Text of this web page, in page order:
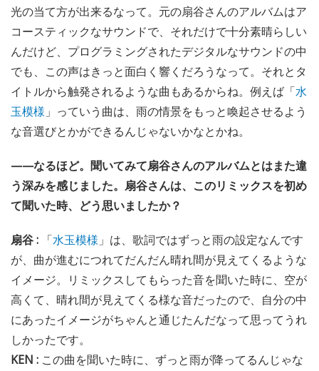
光の当て方が出来るなって。元の扇谷さんのアルバムはア
コースティックなサウンドで、それだけで十分素晴らしい
んだけど、プログラミングされたデジタルなサウンドの中
でも、この声はきっと面白く響くだろうなって。それとタ
イトルから触発されるような曲もあるからね。例えば「水
玉模様 」っていう曲は、雨の情景をもっと喚起させるよう
な音選びとかができるんじゃないかなとかね。
——なるほど。聞いてみて扇谷さんのアルバムとはまた違
う深みを感じました。扇谷さんは、このリミックスを初め
て聞いた時、どう思いましたか？
扇谷 : 「水玉模様 」は、歌詞ではずっと雨の設定なんです
が、曲が進むにつれてだんだん晴れ間が見えてくるような
イメージ。リミックスしてもらった音を聞いた時に、空が
高くて、晴れ間が見えてくる様な音だったので、自分の中
にあったイメージがちゃんと通じたんだなって思ってうれ
しかったです。
KEN : この曲を聞いた時に、ずっと雨が降ってるんじゃな